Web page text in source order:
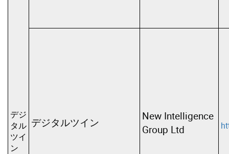
デジ
タル
ツイ
ン
デジタルツイン
New Intelligence
Group Ltd